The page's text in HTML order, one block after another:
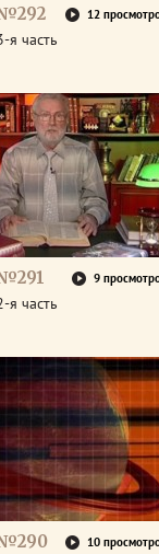
12
я часть
9
я часть
10